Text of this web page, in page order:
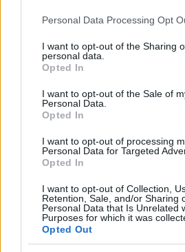
Please note that this website/app
not limited to your visit or usage
grant or deny consent to Google and
use your data for below specified
consent section.
Personal Data Processing Opt
I want to opt-out of the Sharing
personal data.
Opted In
I want to opt-out of the Sale of
Personal Data.
Opted In
I want to opt-out of processing
Personal Data for Targeted
Opted In
I want to opt-out of Collection,
Retention, Sale, and/or Sharing
Personal Data that Is Unrelated
Purposes for which it was
Opted Out
Continua a leggere
LIFESTYLE